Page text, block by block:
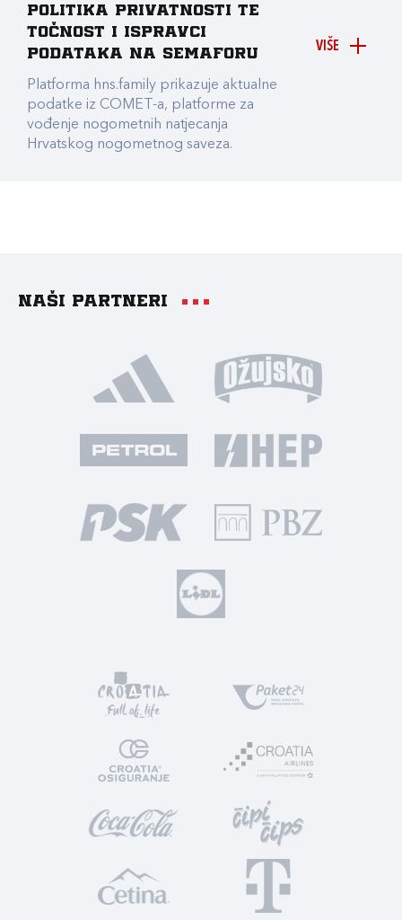
VIŠE
Politika privatnosti te
točnost i ispravci
podataka na Semaforu
Platforma hns.family prikazuje aktualne
podatke iz COMET-a, platforme za
vođenje nogometnih natjecanja
Hrvatskog nogometnog saveza.
Naši partneri